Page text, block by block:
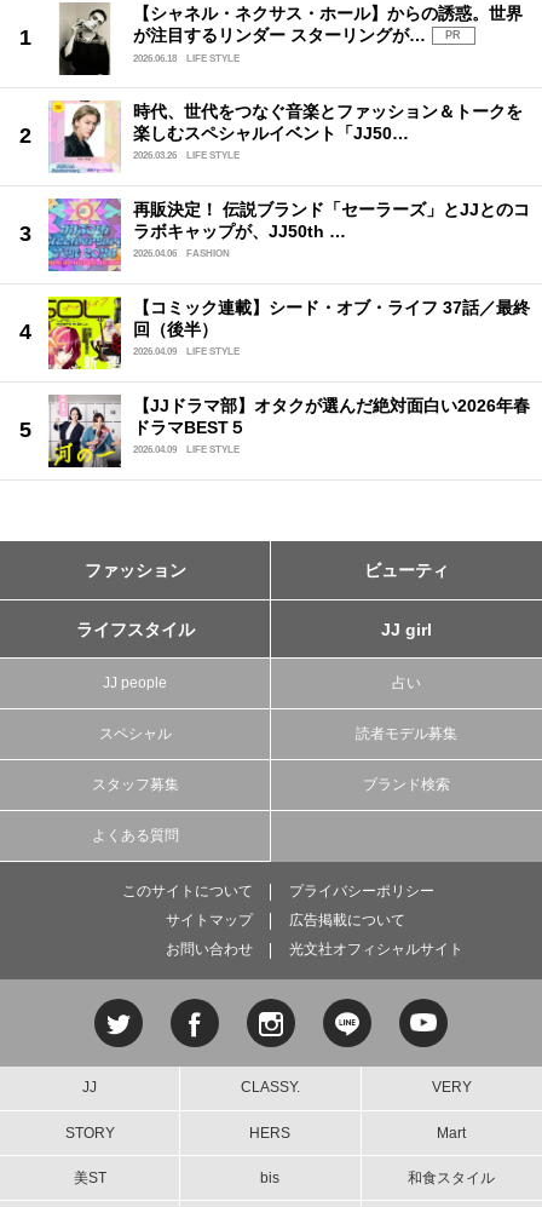
【シャネル・ネクサス・ホール】からの誘惑。世界
が注目するリンダー スターリングが…
PR
2026.06.18
LIFE STYLE
時代、世代をつなぐ音楽とファッション＆トークを
楽しむスペシャルイベント「JJ50…
2026.03.26 LIFE STYLE
再販決定！ 伝説ブランド「セーラーズ」とJJとのコ
ラボキャップが、JJ50th …
2026.04.06 FASHION
【コミック連載】シード・オブ・ライフ 37話／最終
回（後半）
2026.04.09 LIFE STYLE
【JJドラマ部】オタクが選んだ絶対面白い2026年春
ドラマBEST５
2026.04.09 LIFE STYLE
ファッション ビューティ
ライフスタイル JJ girl
JJ people 占い
スペシャル 読者モデル募集
スタッフ募集 ブランド検索
よくある質問
このサイトについて
プライバシーポリシー
サイトマップ
広告掲載について
お問い合わせ
光文社オフィシャルサイト
JJ CLASSY. VERY
STORY HERS Mart
美ST bis 和食スタイル